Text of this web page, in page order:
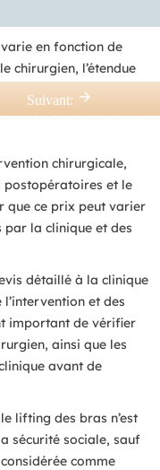
Suivant:
en fonction de
chirurgien, l’étendue
En général, le
chirurgicale,
postopératoires et le
que ce prix peut varier
la clinique et des
détaillé à la clinique
et des
important de vérifier
ainsi que les
avant de
lifting des bras n’est
sécurité sociale, sauf
comme